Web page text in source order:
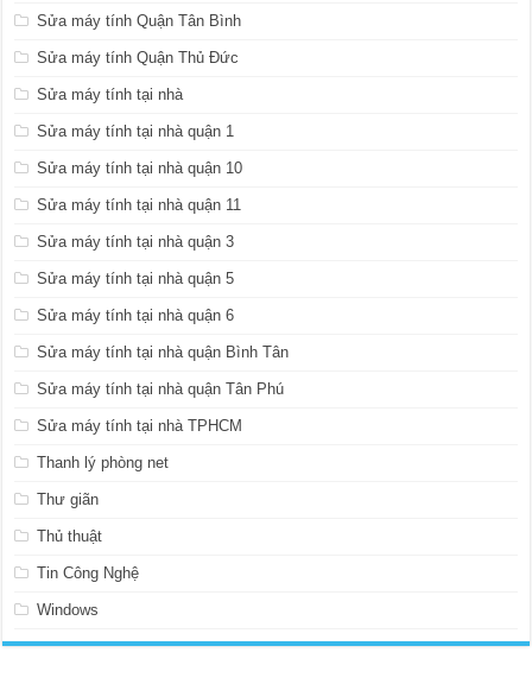
Sửa máy tính Quận Tân Bình
Sửa máy tính Quận Thủ Đức
Sửa máy tính tại nhà
Sửa máy tính tại nhà quận 1
Sửa máy tính tại nhà quận 10
Sửa máy tính tại nhà quận 11
Sửa máy tính tại nhà quận 3
Sửa máy tính tại nhà quận 5
Sửa máy tính tại nhà quận 6
Sửa máy tính tại nhà quận Bình Tân
Sửa máy tính tại nhà quận Tân Phú
Sửa máy tính tại nhà TPHCM
Thanh lý phòng net
Thư giãn
Thủ thuật
Tin Công Nghệ
Windows